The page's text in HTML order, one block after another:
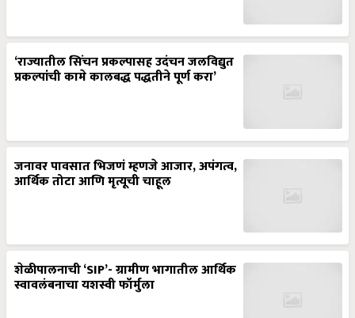
‘राज्यातील सिंचन प्रकल्पासह उदंचन जलविद्युत
प्रकल्पांची कामे कालबद्ध पद्धतीने पूर्ण करा’
जनावर पावसात भिजणं म्हणजे आजार, अपंगत्व,
आर्थिक तोटा आणि मृत्यूची चाहूल
शेळीपालनाची ‘SIP’- ग्रामीण भागातील आर्थिक
स्वावलंबनाचा यशस्वी फॉर्मुला